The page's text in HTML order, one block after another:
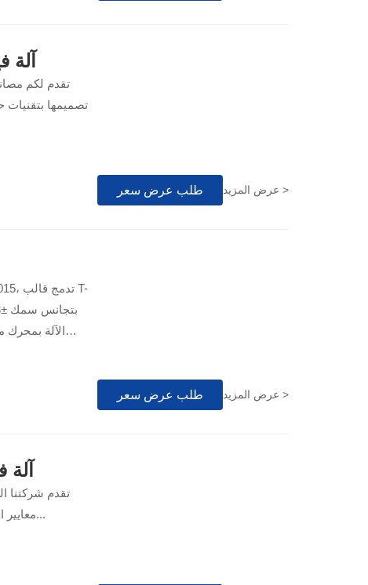
آلة
تصميمها بتقنيات
طلب عرض سعر عرض المزيد >
الآلة
طلب عرض سعر
عرض المزيد >
آلة
معايير الحماية مع خفض التكاليف التشغيلية بنسبة تصل إلى 40%. تُعد هذه الآلة المتطورة...